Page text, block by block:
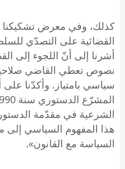
كذلك، وفي معرض تشكيكنا
القضائية على التصدّي
أشرنا إلى أنّ اللجوء إلى
نصوص تعطي القاضي
سياسي بامتياز. وأكدّنا
الشرعية في مقدّمة
هذا المفهوم السياسي إلى
السياسة مع القانون».